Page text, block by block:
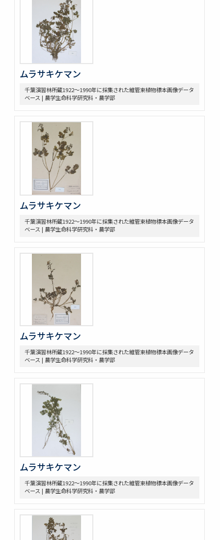
ムラサキケマン
千葉演習林所蔵1922～1990年に採集された維管束植物標本画像データ
ベース | 農学生命科学研究科・農学部
ムラサキケマン
千葉演習林所蔵1922～1990年に採集された維管束植物標本画像データ
ベース | 農学生命科学研究科・農学部
ムラサキケマン
千葉演習林所蔵1922～1990年に採集された維管束植物標本画像データ
ベース | 農学生命科学研究科・農学部
ムラサキケマン
千葉演習林所蔵1922～1990年に採集された維管束植物標本画像データ
ベース | 農学生命科学研究科・農学部